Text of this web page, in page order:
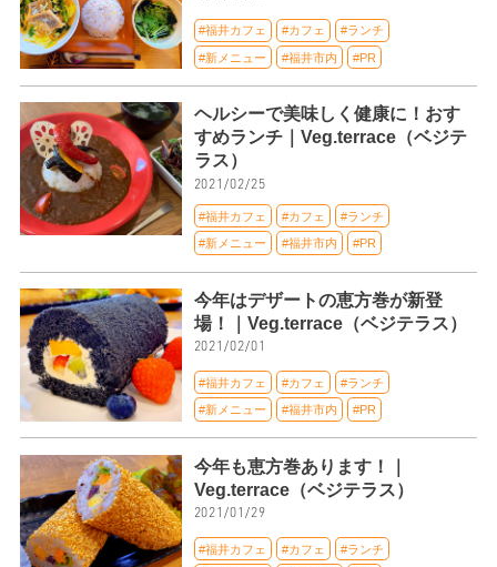
#福井カフェ #カフェ #ランチ
#新メニュー #福井市内 #PR
ヘルシーで美味しく健康に！おす
すめランチ｜Veg.terrace（ベジテ
ラス）
2021/02/25
#福井カフェ #カフェ #ランチ
#新メニュー #福井市内 #PR
今年はデザートの恵方巻が新登
場！｜Veg.terrace（ベジテラス）
2021/02/01
#福井カフェ #カフェ #ランチ
#新メニュー #福井市内 #PR
今年も恵方巻あります！｜
Veg.terrace（ベジテラス）
2021/01/29
#福井カフェ #カフェ #ランチ